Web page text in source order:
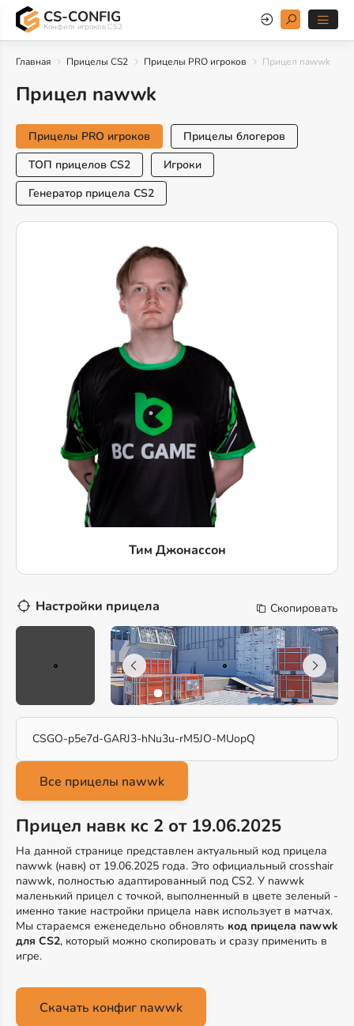
CS-CONFIG
Конфиги игроков CS2
Главная Прицелы CS2 Прицелы PRO игроков Прицел nawwk
Прицел nawwk
Прицелы PRO игроков
Прицелы блогеров
ТОП прицелов CS2
Игроки
Генератор прицела CS2
Тим Джонассон
Настройки прицела Скопировать
CSGO-p5e7d-GARJ3-hNu3u-rM5JO-MUopQ
Прицел навк кс 2 от 19.06.2025
На данной странице представлен актуальный код прицела
nawwk (навк) от 19.06.2025 года. Это официальный crosshair
nawwk, полностью адаптированный под CS2. У nawwk
маленький прицел с точкой, выполненный в цвете зеленый -
именно такие настройки прицела навк использует в матчах.
Мы стараемся еженедельно обновлять код прицела nawwk
для CS2, который можно скопировать и сразу применить в
игре.
Скачать конфиг nawwk